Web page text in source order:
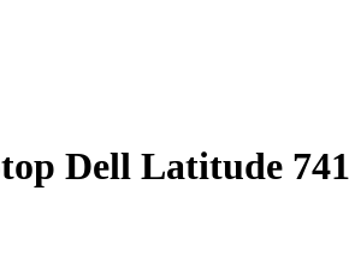
Dell Latitude